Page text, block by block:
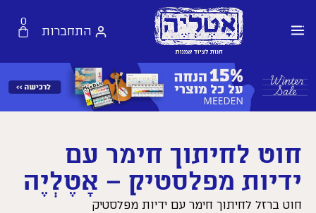
התחברות
0
חוט לחיתוך חימר עם
ידיות מפלסטיק – אָטֶלְיֶה
חוט ברזל לחיתוך חימר עם ידיות מפלסטיק